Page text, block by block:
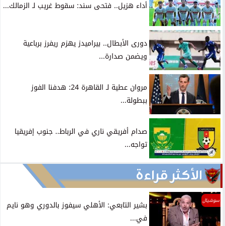
أداء هزيل.. فتحى سند: سقوط غريب لـ الزمالك...
دورى الأبطال.. بيراميدز يهزم ريفرز برباعية
ويضمن صدارة...
مروان عطية لـ القاهرة 24: هدفنا الفوز
ببطولة...
صدام أفريقي ناري في الرباط.. جنوب إفريقيا
تواجه...
الأكثر قراءة
سوشيال
بشير التابعي: الأهلي سيفوز بالدوري وهو نايم
في...